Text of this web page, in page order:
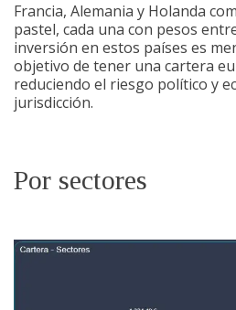
Francia, Alemania y Holanda
pastel, cada una con pesos
inversión en estos países es
objetivo de tener una cartera
reduciendo el riesgo político y
jurisdicción.
Por sectores